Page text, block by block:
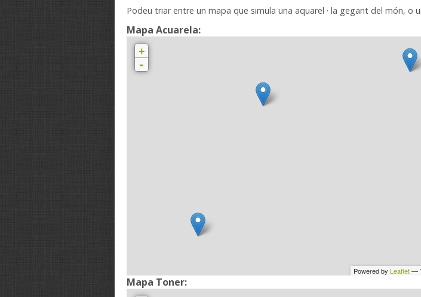
Podeu triar entre un mapa que simula una aquarel · la gegant del món, o
Mapa Acuarela:
+
-
Powered by Leaflet—
Mapa Toner: